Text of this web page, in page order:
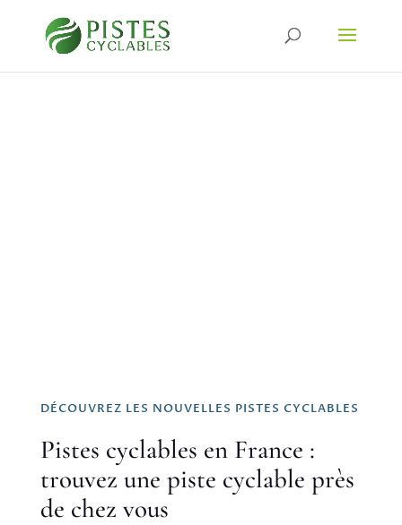
DÉCOUVREZ LES NOUVELLES PISTES CYCLABLES
Pistes cyclables en France :
trouvez une piste cyclable près
de chez vous